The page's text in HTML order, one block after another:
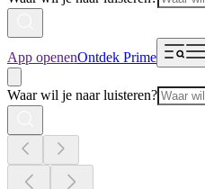
App openenOntdek Prime
Waar wil je naar luisteren?